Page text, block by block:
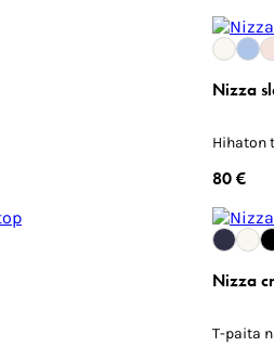
Nizza
Hihaton
80 €
Nizza
T-paita